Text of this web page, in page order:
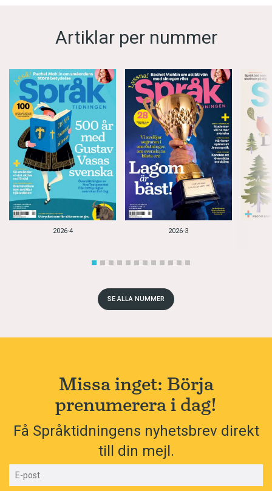
Artiklar per nummer
2026-4 2026-3
SE ALLA NUMMER
Missa inget: Börja
prenumerera i dag!
Få Språktidningens nyhetsbrev direkt
till din mejl.